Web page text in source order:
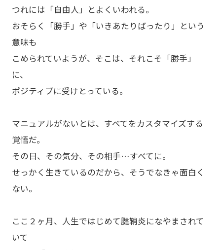
つれには「自由人」とよくいわれる。
おそらく「勝手」や「いきあたりばったり」という
意味も
こめられていようが、そこは、それこそ「勝手」
に、
ポジティブに受けとっている。
マニュアルがないとは、すべてをカスタマイズする
覚悟だ。
その日、その気分、その相手…すべてに。
せっかく生きているのだから、そうでなきゃ面白く
ない。
ここ２ヶ月、人生ではじめて腱鞘炎になやまされて
いて